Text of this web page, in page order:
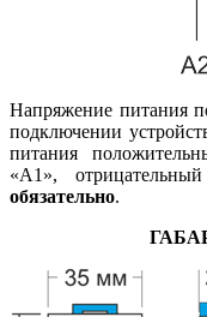
Напряжение питания
подключении
питания
«А1»,
обязательно.